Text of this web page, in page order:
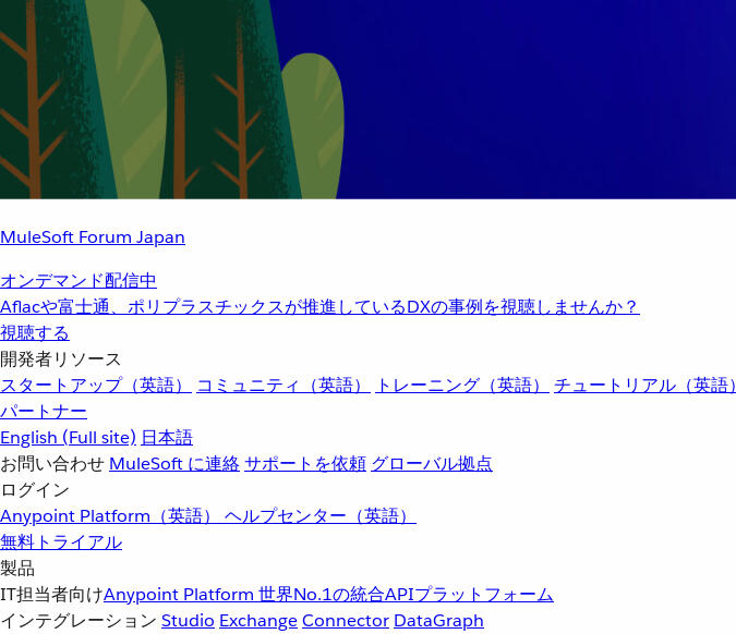
MuleSoft Forum Japan
オンデマンド配信中
Aflacや富士通、ポリプラスチックスが推進しているDXの事例を視聴しませんか？
視聴する
開発者リソース
スタートアップ（英語）
コミュニティ（英語） トレーニング（英語） チュートリアル（英語）
パートナー
English (Full site) 日本語
お問い合わせ MuleSoft に連絡サポートを依頼 グローバル拠点
ログイン
Anypoint Platform（英語） ヘルプセンター（英語）
無料トライアル
製品
IT担当者向けAnypoint Platform 世界No.1の統合APIプラットフォーム
インテグレーション Studio ExchangeConnector DataGraph